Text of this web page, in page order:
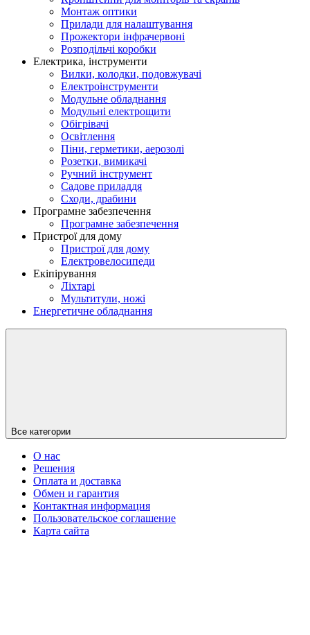
Монтаж оптики
Прилади для налаштування
Прожектори інфрачервоні
Розподільчі коробки
Електрика, інструменти
Вилки, колодки, подовжувачі
Електроінструменти
Модульне обладнання
Модульні електрощити
Обігрівачі
Освітлення
Піни, герметики, аерозолі
Розетки, вимикачі
Ручний інструмент
Садове приладдя
Сходи, драбини
Програмне забезпечення
Програмне забезпечення
Пристрої для дому
Пристрої для дому
Електровелосипеди
Екіпірування
Ліхтарі
Мультитули, ножі
Енергетичне обладнання
Все категории
О нас
Решения
Оплата и доставка
Обмен и гарантия
Контактная информация
Пользовательское соглашение
Карта сайта